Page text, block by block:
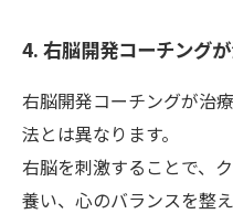
4. 右脳開発コーチング
右脳開発コーチングが治
法とは異なります。
右脳を刺激することで、
養い、心のバランスを整